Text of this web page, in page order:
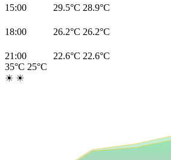
15:00 29.5°C 28.9°C
18:00 26.2°C 26.2°C
21:00 22.6°C 22.6°C
35°C 25°C
☀ ☀